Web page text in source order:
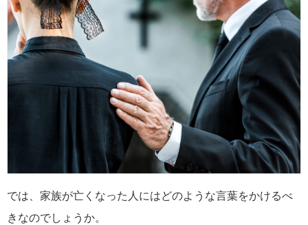
では、家族が亡くなった人にはどのような言葉をかけるべ
きなのでしょうか。